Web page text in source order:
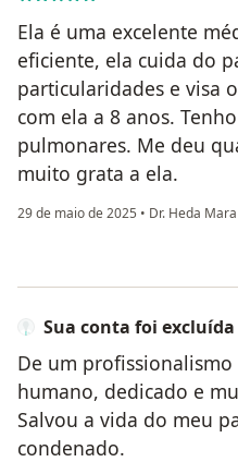
Ela é uma excelente
eficiente, ela cuida do
particularidades e visa
com ela a 8 anos.
pulmonares. Me deu
muito grata a ela.
29 de maio de 2025 • Dr. Heda
Sua conta foi excluída
De um
humano, dedicado e
Salvou a vida do meu
condenado.